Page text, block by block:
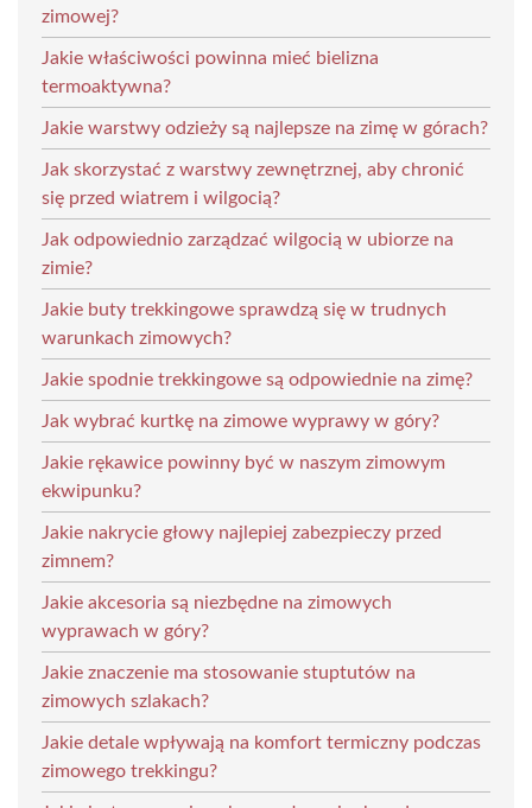
zimowej?
Jakie właściwości powinna mieć bielizna
termoaktywna?
Jakie warstwy odzieży są najlepsze na zimę w górach?
Jak skorzystać z warstwy zewnętrznej, aby chronić
się przed wiatrem i wilgocią?
Jak odpowiednio zarządzać wilgocią w ubiorze na
zimie?
Jakie buty trekkingowe sprawdzą się w trudnych
warunkach zimowych?
Jakie spodnie trekkingowe są odpowiednie na zimę?
Jak wybrać kurtkę na zimowe wyprawy w góry?
Jakie rękawice powinny być w naszym zimowym
ekwipunku?
Jakie nakrycie głowy najlepiej zabezpieczy przed
zimnem?
Jakie akcesoria są niezbędne na zimowych
wyprawach w góry?
Jakie znaczenie ma stosowanie stuptutów na
zimowych szlakach?
Jakie detale wpływają na komfort termiczny podczas
zimowego trekkingu?